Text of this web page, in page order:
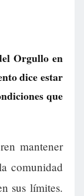
Orgullo en
dice estar
que
mantener
comunidad
sus límites.